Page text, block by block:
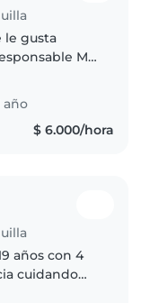
le gusta
Me
con ellos,
año
$ 6.000/hora
años con 4
cuidando